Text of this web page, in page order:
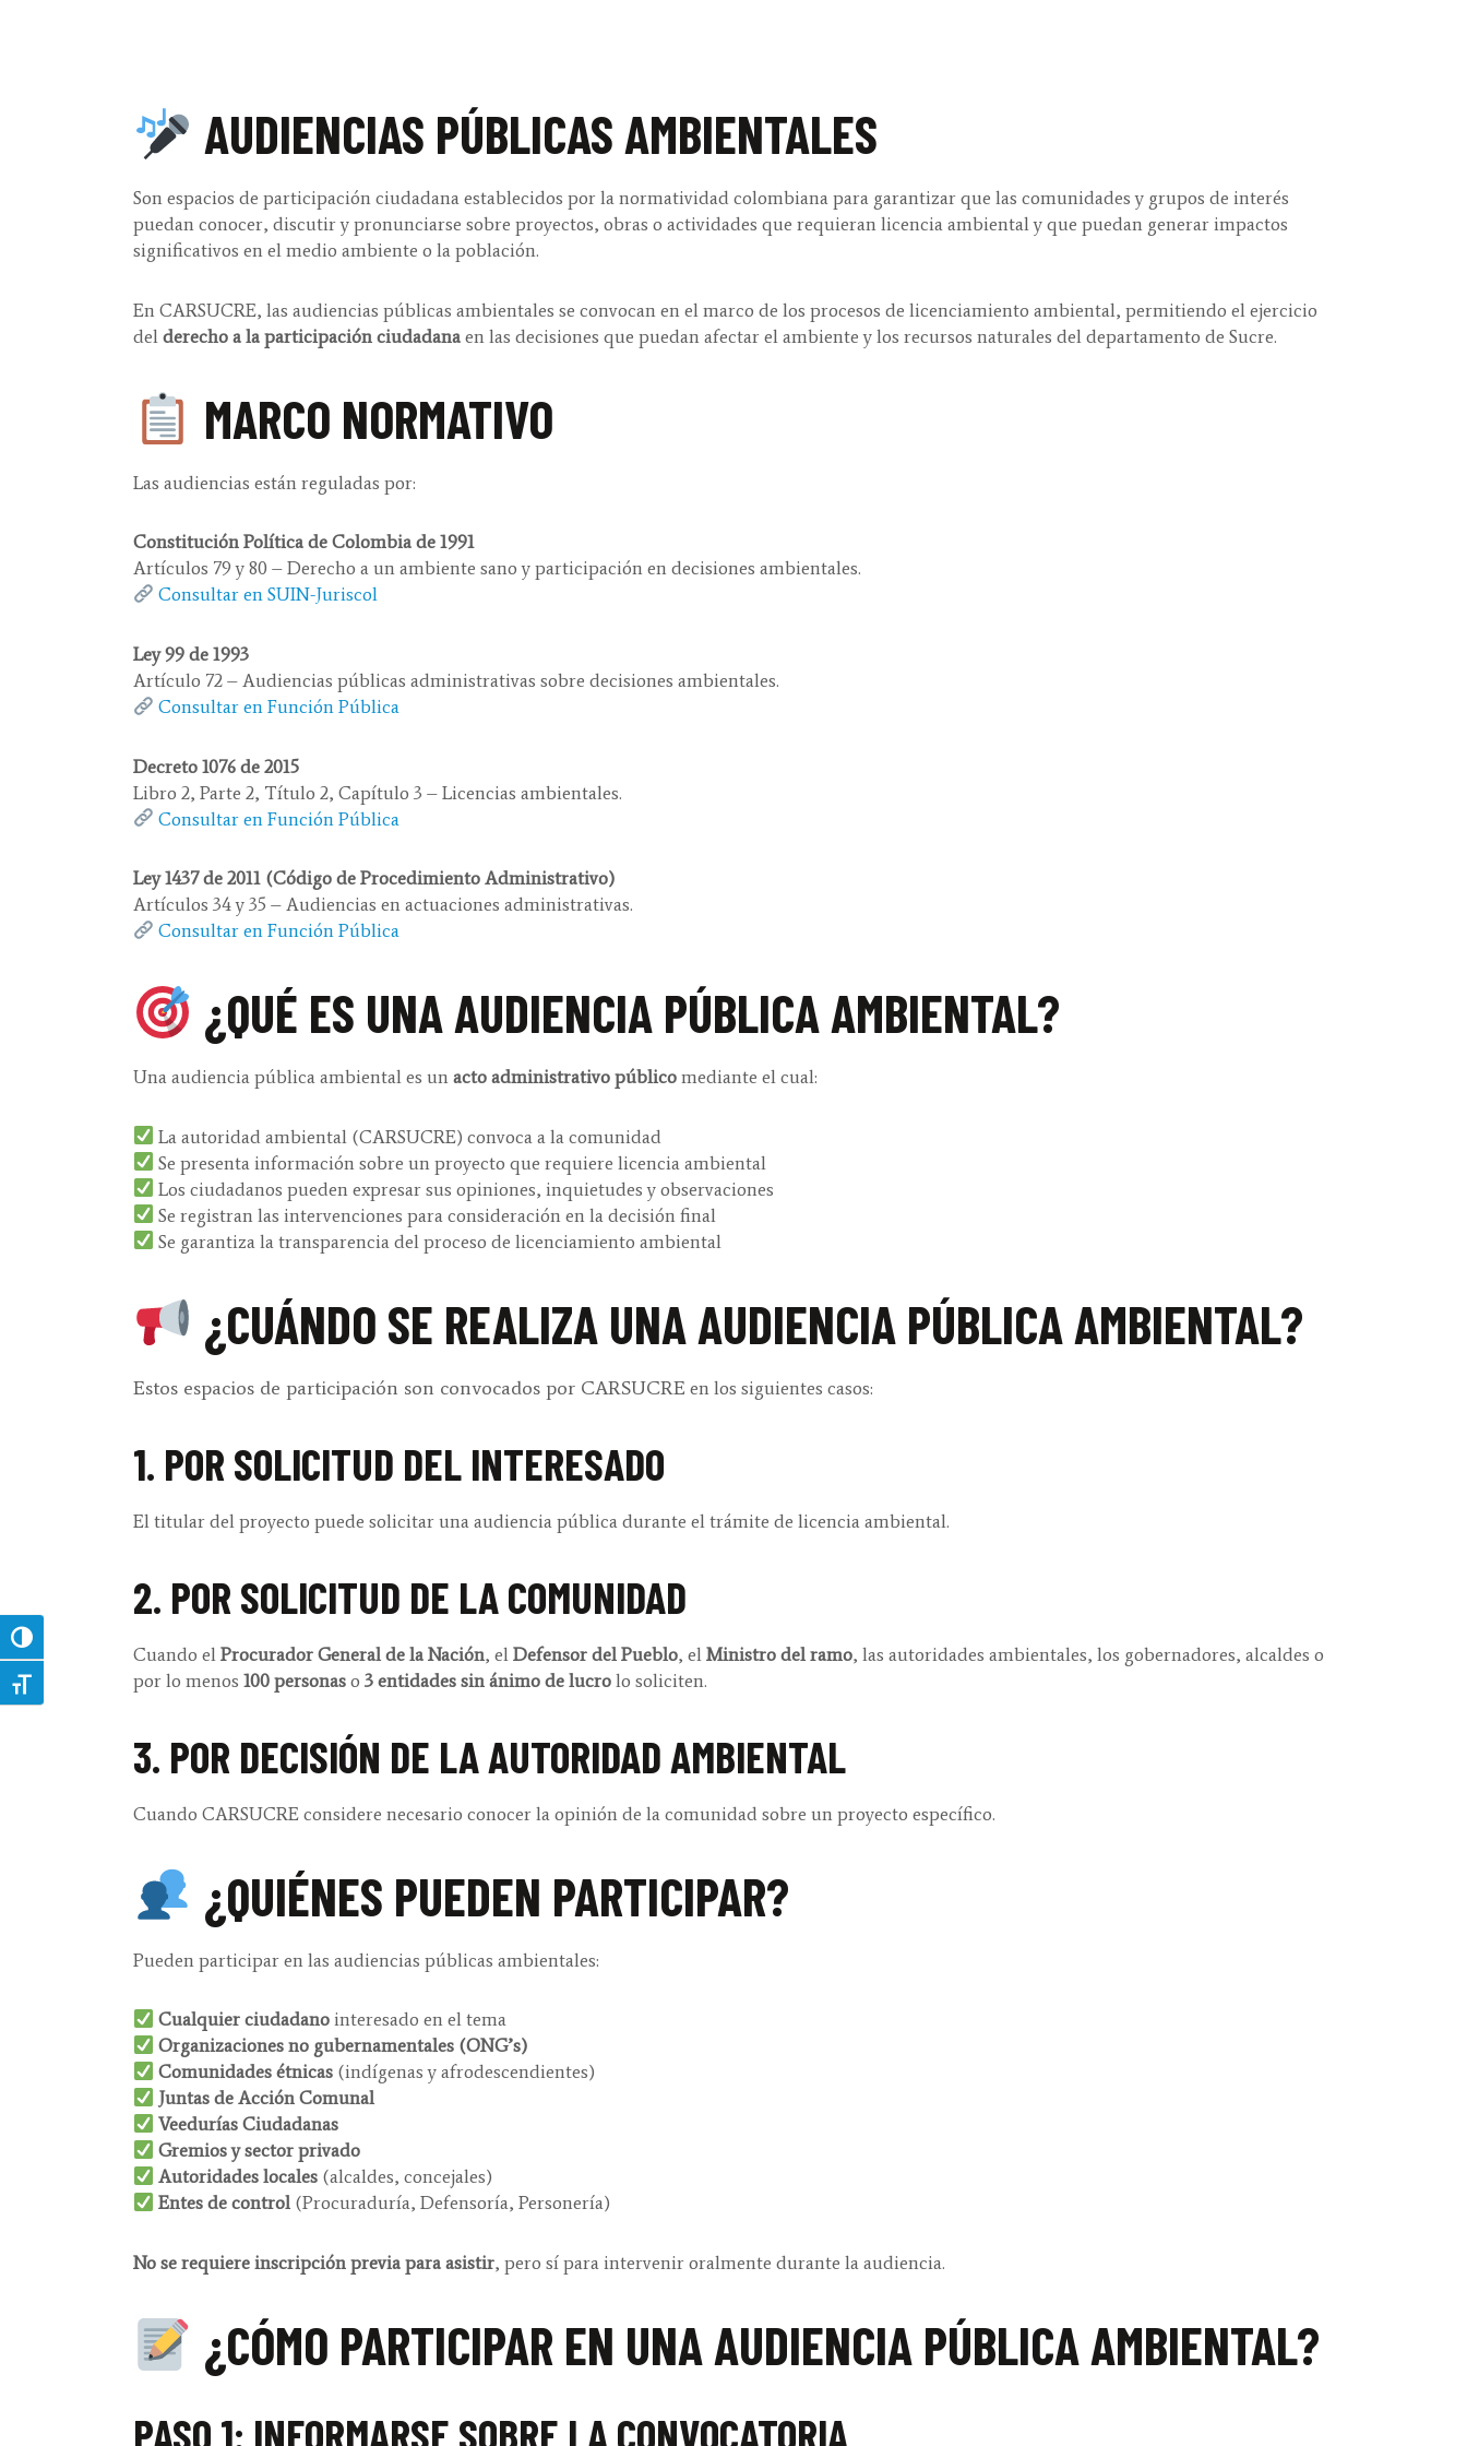
Toggle High Contrast
Toggle Font size
AUDIENCIAS PÚBLICAS AMBIENTALES
Son espacios de participación ciudadana establecidos por la normatividad colombiana para garantizar que las comunidades y grupos de interés
puedan conocer, discutir y pronunciarse sobre proyectos, obras o actividades que requieran licencia ambiental y que puedan generar impactos
significativos en el medio ambiente o la población.
En CARSUCRE, las audiencias públicas ambientales se convocan en el marco de los procesos de licenciamiento ambiental, permitiendo el ejercicio
del derecho a la participación ciudadana en las decisiones que puedan afectar el ambiente y los recursos naturales del departamento de Sucre.
MARCO NORMATIVO
Las audiencias están reguladas por:
Constitución Política de Colombia de 1991
Artículos 79 y 80 – Derecho a un ambiente sano y participación en decisiones ambientales.
Consultar en SUIN-Juriscol
Ley 99 de 1993
Artículo 72 – Audiencias públicas administrativas sobre decisiones ambientales.
Consultar en Función Pública
Decreto 1076 de 2015
Libro 2, Parte 2, Título 2, Capítulo 3 – Licencias ambientales.
Consultar en Función Pública
Ley 1437 de 2011 (Código de Procedimiento Administrativo)
Artículos 34 y 35 – Audiencias en actuaciones administrativas.
Consultar en Función Pública
¿QUÉ ES UNA AUDIENCIA PÚBLICA AMBIENTAL?
Una audiencia pública ambiental es un acto administrativo público mediante el cual:
La autoridad ambiental (CARSUCRE) convoca a la comunidad
Se presenta información sobre un proyecto que requiere licencia ambiental
Los ciudadanos pueden expresar sus opiniones, inquietudes y observaciones
Se registran las intervenciones para consideración en la decisión final
Se garantiza la transparencia del proceso de licenciamiento ambiental
¿CUÁNDO SE REALIZA UNA AUDIENCIA PÚBLICA AMBIENTAL?
Estos espacios de participación son convocados por CARSUCRE en los siguientes casos:
1. POR SOLICITUD DEL INTERESADO
El titular del proyecto puede solicitar una audiencia pública durante el trámite de licencia ambiental.
2. POR SOLICITUD DE LA COMUNIDAD
Cuando el Procurador General de la Nación, el Defensor del Pueblo, el Ministro del ramo, las autoridades ambientales, los gobernadores, alcaldes o
por lo menos 100 personas o 3 entidades sin ánimo de lucro lo soliciten.
3. POR DECISIÓN DE LA AUTORIDAD AMBIENTAL
Cuando CARSUCRE considere necesario conocer la opinión de la comunidad sobre un proyecto específico.
¿QUIÉNES PUEDEN PARTICIPAR?
Pueden participar en las audiencias públicas ambientales:
Cualquier ciudadano interesado en el tema
Organizaciones no gubernamentales (ONG’s)
Comunidades étnicas (indígenas y afrodescendientes)
Juntas de Acción Comunal
Veedurías Ciudadanas
Gremios y sector privado
Autoridades locales (alcaldes, concejales)
Entes de control (Procuraduría, Defensoría, Personería)
No se requiere inscripción previa para asistir, pero sí para intervenir oralmente durante la audiencia.
¿CÓMO PARTICIPAR EN UNA AUDIENCIA PÚBLICA AMBIENTAL?
PASO 1: INFORMARSE SOBRE LA CONVOCATORIA